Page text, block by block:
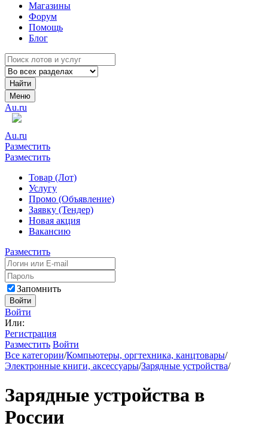
Магазины
Форум
Помощь
Блог
Найти
Меню
Au.ru
Au.ru
Разместить
Разместить
Товар (Лот)
Услугу
Промо (Объявление)
Заявку (Тендер)
Новая акция
Вакансию
Разместить
Запомнить
Войти
Войти
Или:
Регистрация
Разместить Войти
Все категории/Компьютеры, оргтехника, канцтовары/
Электронные книги, аксессуары/Зарядные устройства/
Зарядные устройства в
России